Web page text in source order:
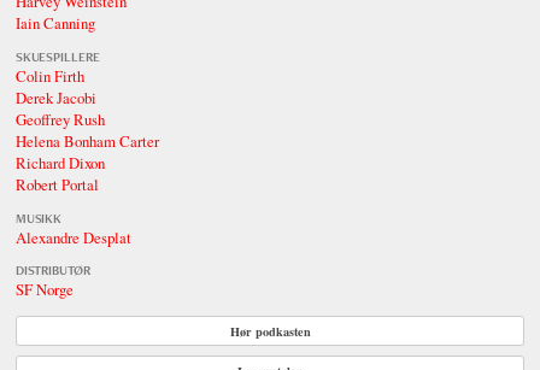
Iain Canning
SKUESPILLERE
Colin Firth
Derek Jacobi
Geoffrey Rush
Helena Bonham Carter
Richard Dixon
Robert Portal
MUSIKK
Alexandre Desplat
DISTRIBUTØR
SF Norge
Hør podkasten